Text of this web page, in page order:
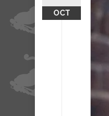
OCT